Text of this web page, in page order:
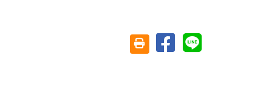
友善列印(另開視窗)
分享至臉書分享至 Line